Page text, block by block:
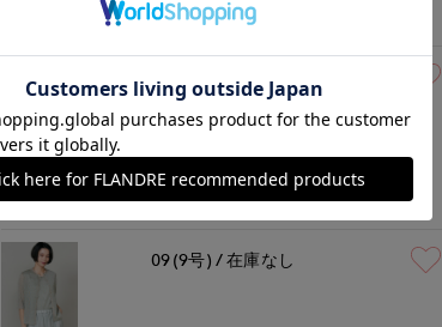
モデル身長:166cm 着用サイズ:09(M)
￥15,400 (税込)
ダークブラウン
￥15,400 (税込)
09(9号) 在庫なし